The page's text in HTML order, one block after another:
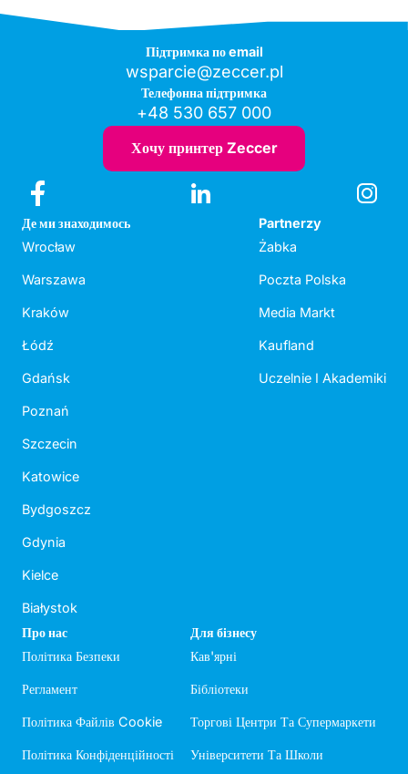
Підтримка по email
wsparcie@zeccer.pl
Телефонна підтримка
+48 530 657 000
Хочу принтер Zeccer
Де ми знаходимось
Wrocław
Warszawa
Kraków
Łódź
Gdańsk
Poznań
Szczecin
Katowice
Bydgoszcz
Gdynia
Kielce
Białystok
Partnerzy
Żabka
Poczta Polska
Media Markt
Kaufland
Uczelnie I Akademiki
Про нас
Політика Безпеки
Регламент
Політика Файлів Cookie
Політика Конфіденційності
Для бізнесу
Кав'ярні
Бібліотеки
Торгові Центри Та Супермаркети
Університети Та Школи